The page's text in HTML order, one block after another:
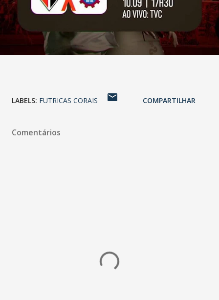
LABELS: FUTRICAS CORAIS COMPARTILHAR
Comentários